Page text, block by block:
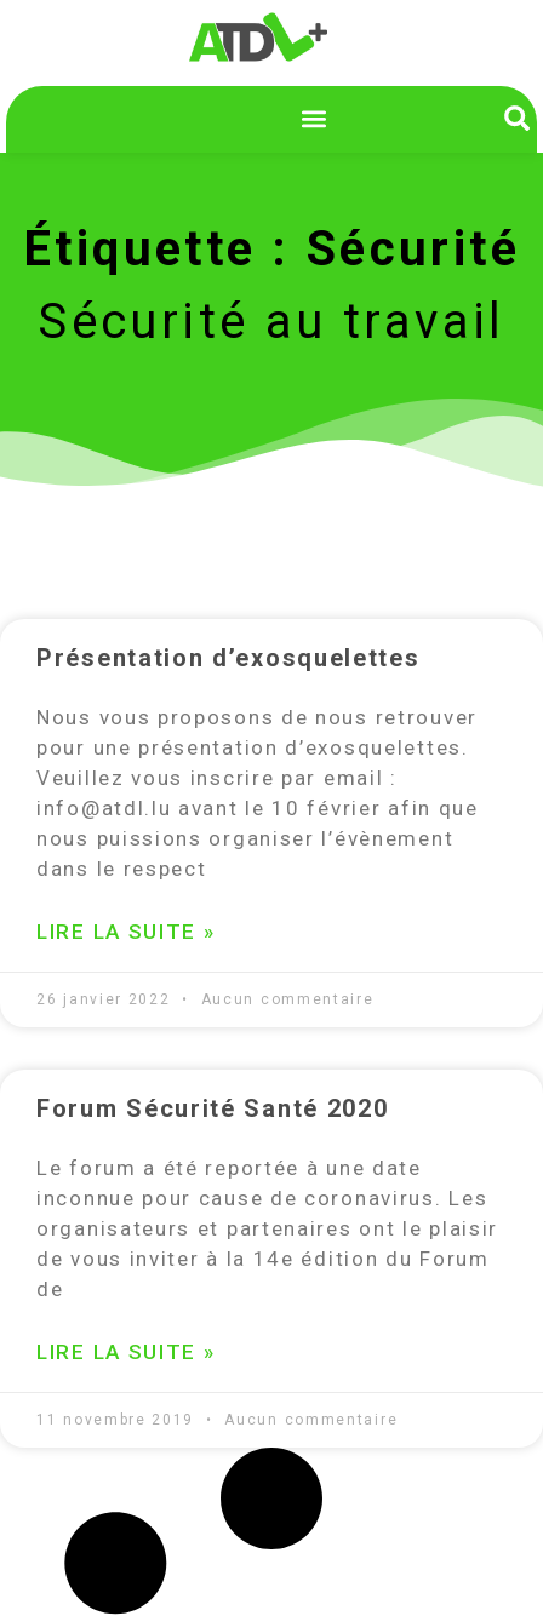
Étiquette : Sécurité
Sécurité au travail
Présentation d’exosquelettes
Nous vous proposons de nous retrouver
pour une présentation d’exosquelettes.
Veuillez vous inscrire par email :
info@atdl.lu avant le 10 février afin que
nous puissions organiser l’évènement
dans le respect
LIRE LA SUITE »
26 janvier 2022 Aucun commentaire
Forum Sécurité Santé 2020
Le forum a été reportée à une date
inconnue pour cause de coronavirus. Les
organisateurs et partenaires ont le plaisir
de vous inviter à la 14e édition du Forum
de
LIRE LA SUITE »
11 novembre 2019 Aucun commentaire